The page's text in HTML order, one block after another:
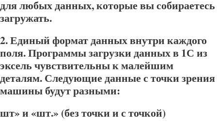
для любых данных, которые вы собираетесь
загружать.
2.Единый формат данных внутри каждого
поля.Программы загрузки данных в 1С из
эксель чувствительны к малейшим
деталям. Следующие данные с точки зрения
машины будут разными:
шт» и «шт.» (без точки и с точкой)